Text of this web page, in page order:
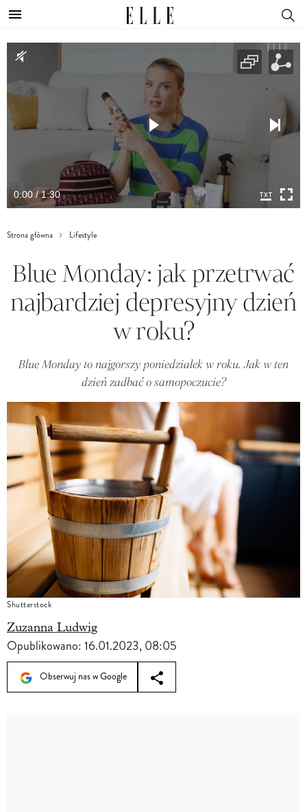
0:00 / 1:30
Strona główna Lifestyle
Blue Monday: jak przetrwać
najbardziej depresyjny dzień
w roku?
Blue Monday to najgorszy poniedziałek w roku. Jak w ten
dzień zadbać o samopoczucie?
Shutterstock
Zuzanna Ludwig
Opublikowano:16.01.2023, 08:05
Obserwuj nas w Google